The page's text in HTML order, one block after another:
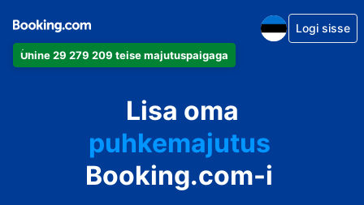
Ühine 29 279 209 teise majutuspaigaga
Logi sisse
Lisa oma
apartement
hotell
puhkemajutus
külalistemaja
Booking.com-i